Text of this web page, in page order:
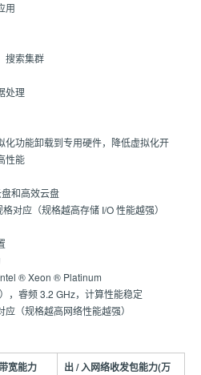
用
搜索集群
处理
化功能卸载到专用硬件，降低虚拟化开
性能
和高效云盘
对应（规格越高存储 I/O 性能越强）
® Xeon ® Platinum
，睿频 3.2 GHz，计算性能稳定
（规格越高网络性能越强）
宽能力
出 / 入网络收发包能力(万